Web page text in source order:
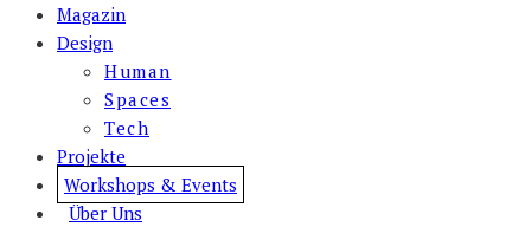
Magazin
Design
Human
Spaces
Tech
Projekte
Workshops & Events
Über Uns